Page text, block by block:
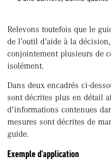
Relevons toutefois que le
de l’outil d’aide à la
conjointement plusieurs de
isolément.
Dans deux encadrés ci-
sont décrites plus en détail
d'informations contenues
mesures sont décrites de
guide.
Exemple d'application